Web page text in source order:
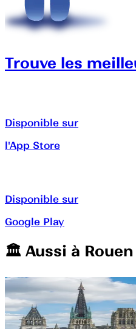
Trouve les
Disponible sur
l'App Store
Disponible sur
Google Play
🏛️️ Aussi à Rouen